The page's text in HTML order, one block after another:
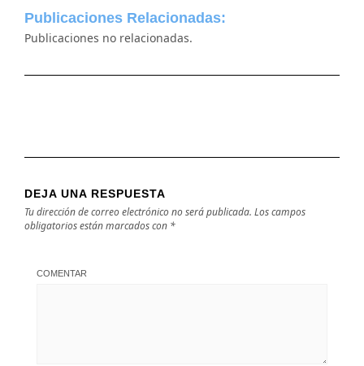
Publicaciones Relacionadas:
Publicaciones no relacionadas.
DEJA UNA RESPUESTA
Tu dirección de correo electrónico no será publicada. Los campos
obligatorios están marcados con *
COMENTAR